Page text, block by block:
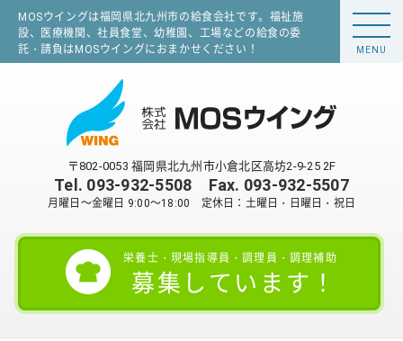
MOSウイングは福岡県北九州市の給食会社です。福祉施
設、医療機関、社員食堂、幼稚園、工場などの給食の委
託・請負はMOSウイングにおまかせください！
〒802-0053 福岡県北九州市小倉北区高坊2-9-25 2F
Tel. 093-932-5508 Fax. 093-932-5507
月曜日～金曜日 9:00～18:00 定休日：土曜日・日曜日・祝日
栄養士・現場指導員・調理員・調理補助
募集しています！
MENU